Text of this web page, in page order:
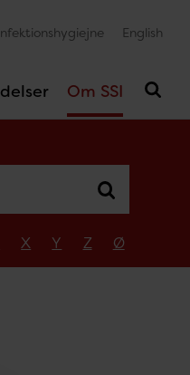
Om SSI
Infektionshygiejne English
X Y Z Ø